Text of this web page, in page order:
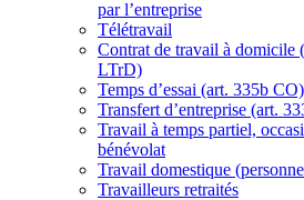
par l’entreprise
Télétravail
Contrat de travail à domicile
LTrD)
Temps d’essai (art. 335b CO)
Transfert d’entreprise (art.
Travail à temps partiel,
bénévolat
Travail domestique
Travailleurs retraités